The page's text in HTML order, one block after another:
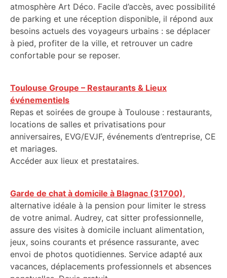
atmosphère Art Déco. Facile d’accès, avec possibilité
de parking et une réception disponible, il répond aux
besoins actuels des voyageurs urbains : se déplacer
à pied, profiter de la ville, et retrouver un cadre
confortable pour se reposer.
Toulouse Groupe – Restaurants & Lieux
événementiels
Repas et soirées de groupe à Toulouse : restaurants,
locations de salles et privatisations pour
anniversaires, EVG/EVJF, événements d’entreprise, CE
et mariages.
Accéder aux lieux et prestataires.
Garde de chat à domicile à Blagnac (31700),
alternative idéale à la pension pour limiter le stress
de votre animal. Audrey, cat sitter professionnelle,
assure des visites à domicile incluant alimentation,
jeux, soins courants et présence rassurante, avec
envoi de photos quotidiennes. Service adapté aux
vacances, déplacements professionnels et absences